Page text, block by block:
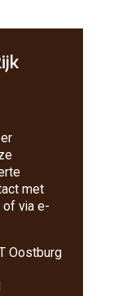
met
of via e-
Oostburg